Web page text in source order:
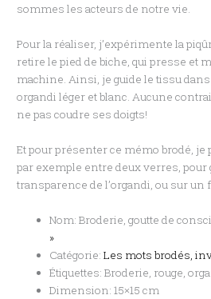
sommes les acteurs de notre vie.
Pour la réaliser, j’expérimente la
retire le pied de biche, qui presse et
machine. Ainsi, je guide le tissu
organdi léger et blanc. Aucune
ne pas coudre ses doigts!
Et pour présenter ce mémo brodé, je
par exemple entre deux verres, pour
transparence de l’organdi, ou sur un
Nom: Broderie, goutte de
»
Catégorie:Les mots brodés,
Étiquettes: Broderie, rouge,
Dimension: 15×15 cm